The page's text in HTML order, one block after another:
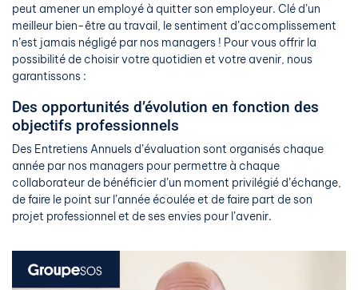
peut amener un employé à quitter son employeur. Clé d’un
meilleur bien-être au travail, le sentiment d’accomplissement
n’est jamais négligé par nos managers ! Pour vous offrir la
possibilité de choisir votre quotidien et votre avenir, nous
garantissons :
Des opportunités d’évolution en fonction des
objectifs professionnels
Des Entretiens Annuels d’évaluation sont organisés chaque
année par nos managers pour permettre à chaque
collaborateur de bénéficier d’un moment privilégié d’échange,
de faire le point sur l’année écoulée et de faire part de son
projet professionnel et de ses envies pour l’avenir.